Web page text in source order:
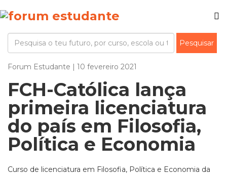
Forum Estudante | 10 fevereiro 2021
FCH-Católica lança
primeira licenciatura
do país em Filosofia,
Política e Economia
Curso de licenciatura em Filosofia, Política e Economia da